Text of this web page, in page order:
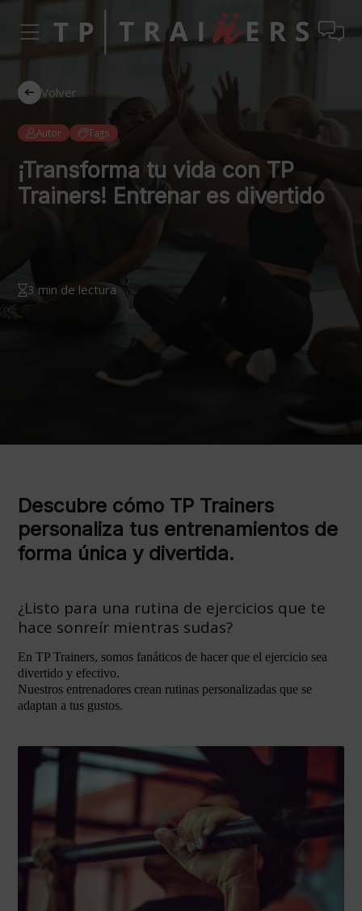
Volver
Autor Tags
¡Transforma tu vida con TP
Trainers! Entrenar es divertido
3 min de lectura
Descubre cómo TP Trainers
personaliza tus entrenamientos de
forma única y divertida.
¿Listo para una rutina de ejercicios que te
hace sonreír mientras sudas?
En TP Trainers, somos fanáticos de hacer que el ejercicio sea
divertido y efectivo.
Nuestros entrenadores crean rutinas personalizadas que se
adaptan a tus gustos.